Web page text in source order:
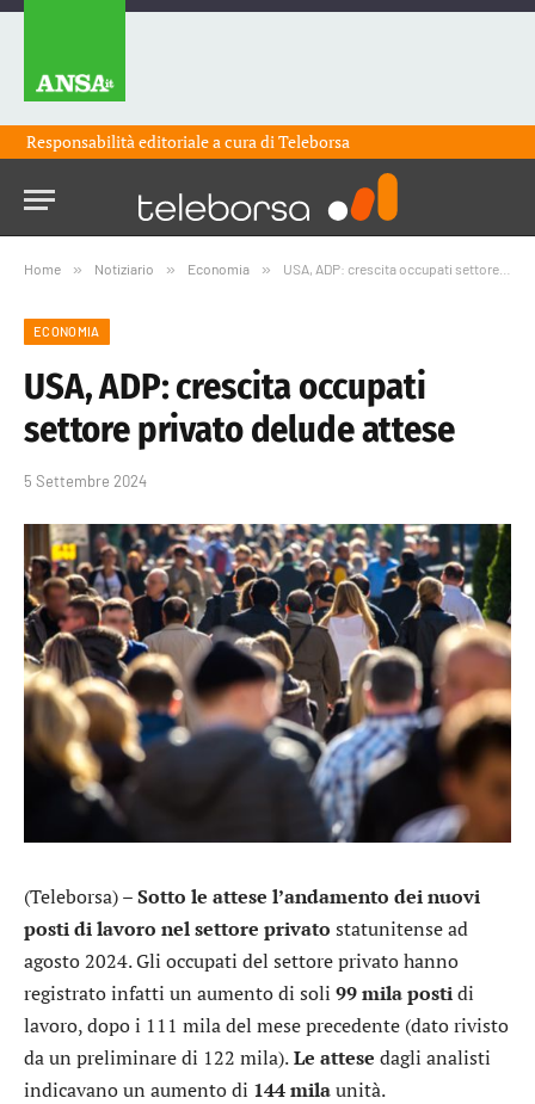
Responsabilità editoriale a cura diTeleborsa
Home » Notiziario » Economia » USA, ADP: crescita occupati settore privato delude attese
ECONOMIA
USA, ADP: crescita occupati
settore privato delude attese
5 Settembre 2024
(Teleborsa) –Sotto le attese l’andamento dei nuovi
posti di lavoro nel settore privato statunitense ad
agosto 2024. Gli occupati del settore privato hanno
registrato infatti un aumento di soli 99 mila postidi
lavoro, dopo i 111 mila del mese precedente (dato rivisto
da un preliminare di 122 mila).Le attese dagli analisti
indicavano un aumento di 144 milaunità.